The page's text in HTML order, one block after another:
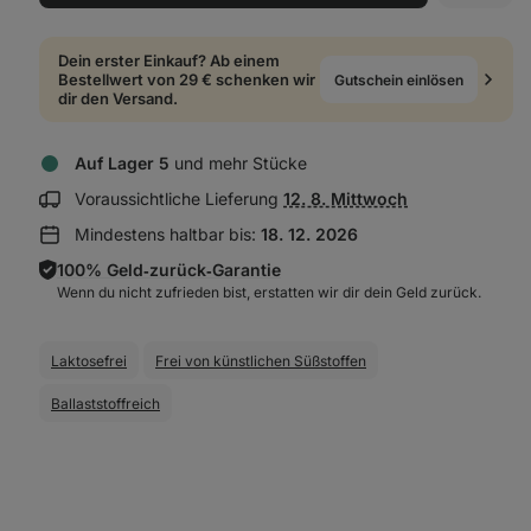
Dein erster Einkauf? Ab einem
Bestellwert von 29 € schenken wir
dir den Versand.
Gutschein einlösen
Auf Lager 5 und mehr Stücke
Voraussichtliche Lieferung Lieferinformationen
12. 8. Mittwoch
Mindestens haltbar bis: 18. 12. 2026
100% Geld‑zurück‑Garantie
Wenn du nicht zufrieden bist, erstatten wir dir dein Geld zurück.
Laktosefrei Frei von künstlichen Süßstoffen
Ballaststoffreich